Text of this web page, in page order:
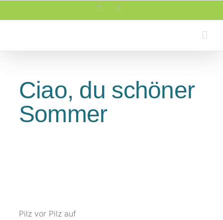
Inhalt
Facebook
Ciao, du schöner
Sommer
Pilz vor Pilz auf